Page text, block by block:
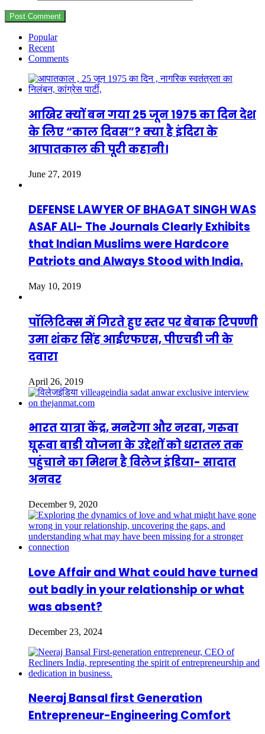
Popular
Recent
Comments
आखिर क्यों बन गया 25 जून 1975 का दिन देश
के लिए “काल दिवस”? क्या है इंदिरा के
आपातकाल की पूरी कहानी।
June 27, 2019
DEFENSE LAWYER OF BHAGAT SINGH WAS
ASAF ALI- The Journals Clearly Exhibits
that Indian Muslims were Hardcore
Patriots and Always Stood with India.
May 10, 2019
पॉलिटिक्स में गिरते हुए स्तर पर बेबाक टिपण्णी
उमा शंकर सिंह आईएफएस, पीएचडी जी के
दवारा
April 26, 2019
भारत यात्रा केंद्र, मनरेगा और नरवा, गरुवा
घूरूवा बाडी योजना के उद्देशों को धरातल तक
पहुंचाने का मिशन है विलेज इंडिया- सादात
अनवर
December 9, 2020
Love Affair and What could have turned
out badly in your relationship or what
was absent?
December 23, 2024
Neeraj Bansal first Generation
Entrepreneur-Engineering Comfort